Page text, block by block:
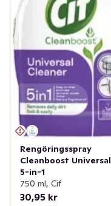
Rengöringsspray
Cleanboost Universal
5-in-1
750 ml, Cif
30,95 kr